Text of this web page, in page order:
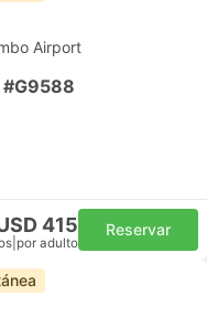
Airport
#G9588
415
por adulto
Reservar